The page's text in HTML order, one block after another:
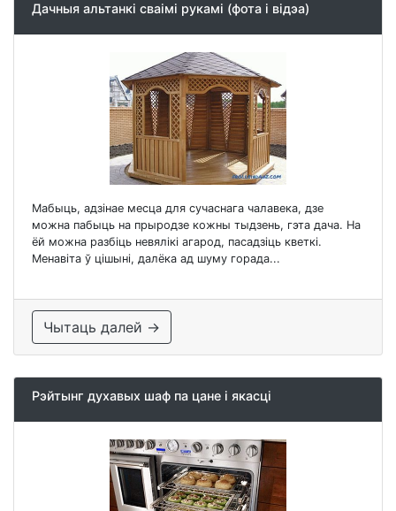
Дачныя альтанкі сваімі рукамі (фота і відэа)
Мабыць, адзінае месца для сучаснага чалавека, дзе
можна пабыць на прыродзе кожны тыдзень, гэта дача. На
ёй можна разбіць невялікі агарод, пасадзіць кветкі.
Менавіта ў цішыні, далёка ад шуму горада...
Чытаць далей →
Рэйтынг духавых шаф па цане і якасці